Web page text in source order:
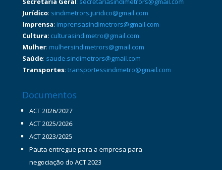
Jurídico: sindimetrors.juridico@gmail.com
Imprensa: imprensasindimetrors@gmail.com
Cultura: culturasindimetro@gmail.com
Mulher: mulhersindimetrors@gmail.com
Saúde: saude.sindimetrors@gmail.com
Transportes: transportessindimetro@gmail.com
Documentos
ACT 2026/2027
ACT 2025/2026
ACT 2023/2025
Pauta entregue para a empresa para
negociação do ACT 2023